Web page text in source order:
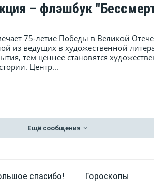
– флэшбук
75-летие Победы в Великой
из ведущих в художественной
тем ценнее становятся
Центр...
Ещё сообщения
спасибо!
Гороскопы